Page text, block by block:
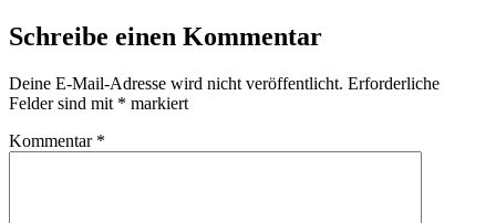
Schreibe einen Kommentar
Deine E-Mail-Adresse wird nicht veröffentlicht. Erforderliche
Felder sind mit * markiert
Kommentar *